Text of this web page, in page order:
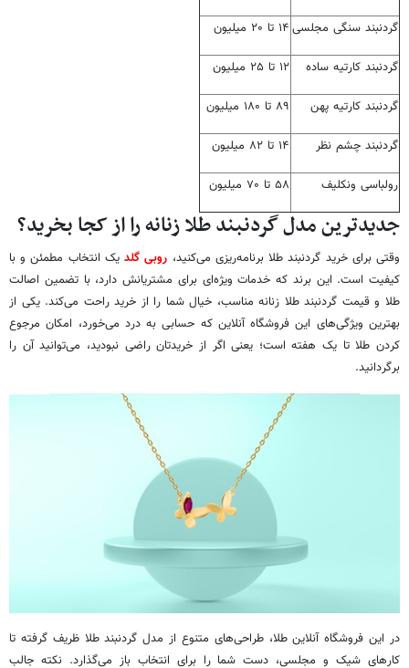
گردنبند سنگی مجلسی ۱۴ تا ۲۰ میلیون
گردنبند کارتیه ساده ۱۲ تا ۲۵ میلیون
گردنبند کارتیه پهن ۸۹ تا ۱۸۰ میلیون
گردنبند چشم نظر ۱۴ تا ۸۲ میلیون
رولباسی ونکلیف ۵۸ تا ۷۰ میلیون
جدیدترین مدل گردنبند طلا زنانه را از کجا بخرید؟
وقتی برای خرید گردنبند طلا برنامه‌ریزی می‌کنید، روبی گلدیک انتخاب مطمئن و با
کیفیت است. این برند که خدمات ویژه‌ای برای مشتریانش دارد، با تضمین اصالت
طلا و قیمت گردنبند طلا زنانه مناسب، خیال شما را از خرید راحت می‌کند. یکی از
بهترین ویژگی‌های این فروشگاه آنلاین که حسابی به درد می‌خورد، امکان مرجوع
کردن طلا تا یک هفته است؛ یعنی اگر از خریدتان راضی نبودید، می‌توانید آن را
برگردانید.
در این فروشگاه آنلاین طلا، طراحی‌های متنوع از مدل گردنبند طلا ظریف گرفته تا
کارهای شیک و مجلسی، دست شما را برای انتخاب باز می‌گذارد. نکته جالب